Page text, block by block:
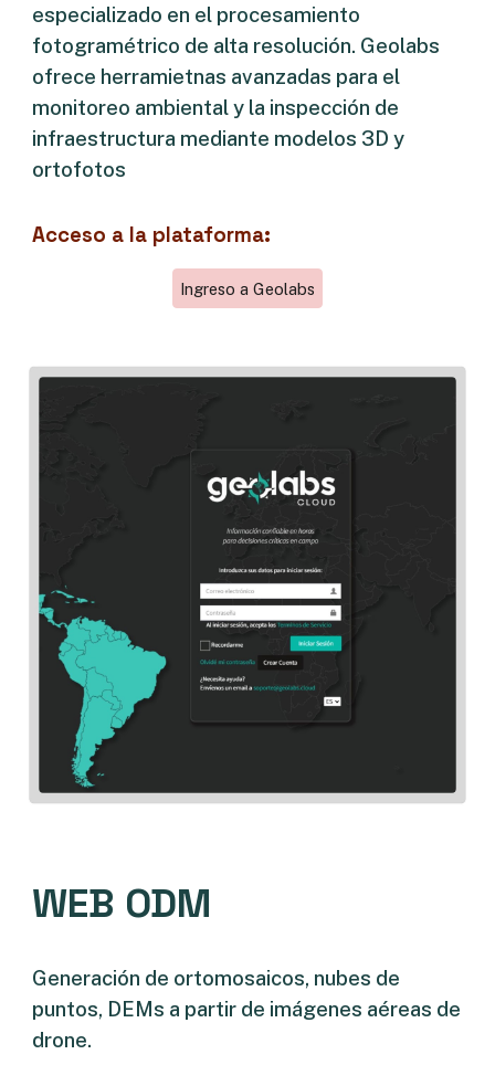
especializado en el procesamiento
fotogramétrico de alta resolución. Geolabs
ofrece herramietnas avanzadas para el
monitoreo ambiental y la inspección de
infraestructura mediante modelos 3D y
ortofotos
Acceso a la plataforma:
Ingreso a Geolabs
WEB ODM
Generación de ortomosaicos, nubes de
puntos, DEMs a partir de imágenes aéreas de
drone.